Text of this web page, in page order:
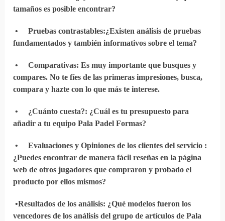
tamaños es posible encontrar?
• Pruebas contrastables:¿Existen análisis de pruebas
fundamentados y también informativos sobre el tema?
•Comparativas: Es muy importante que busques y
compares. No te fíes de las primeras impresiones, busca,
compara y hazte con lo que más te interese.
• ¿Cuánto cuesta?: ¿Cuál es tu presupuesto para
añadir a tu equipo Pala Padel Formas?
•Evaluaciones y Opiniones de los clientes del servicio :
¿Puedes encontrar de manera fácil reseñas en la página
web de otros jugadores que compraron y probado el
producto por ellos mismos?
•Resultados de los análisis: ¿Qué modelos fueron los
vencedores de los análisis del grupo de artículos de Pala